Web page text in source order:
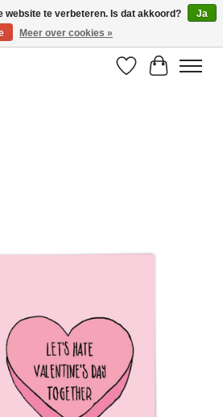
van 31/07 t;e.m. 17/8
Verlanglijst
website te verbeteren. Is dat akkoord?
Ja
Meer over cookies »